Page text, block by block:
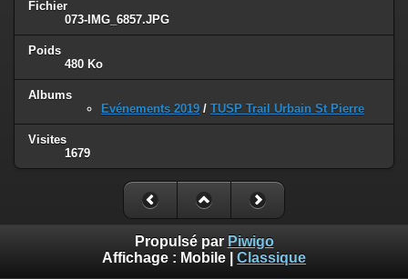
Fichier
073-IMG_6857.JPG
Poids
480 Ko
Albums
Evénements 2019 / TUSP Trail Urbain St Pierre
Visites
1679
Propulsé par Piwigo
Affichage : Mobile Classique